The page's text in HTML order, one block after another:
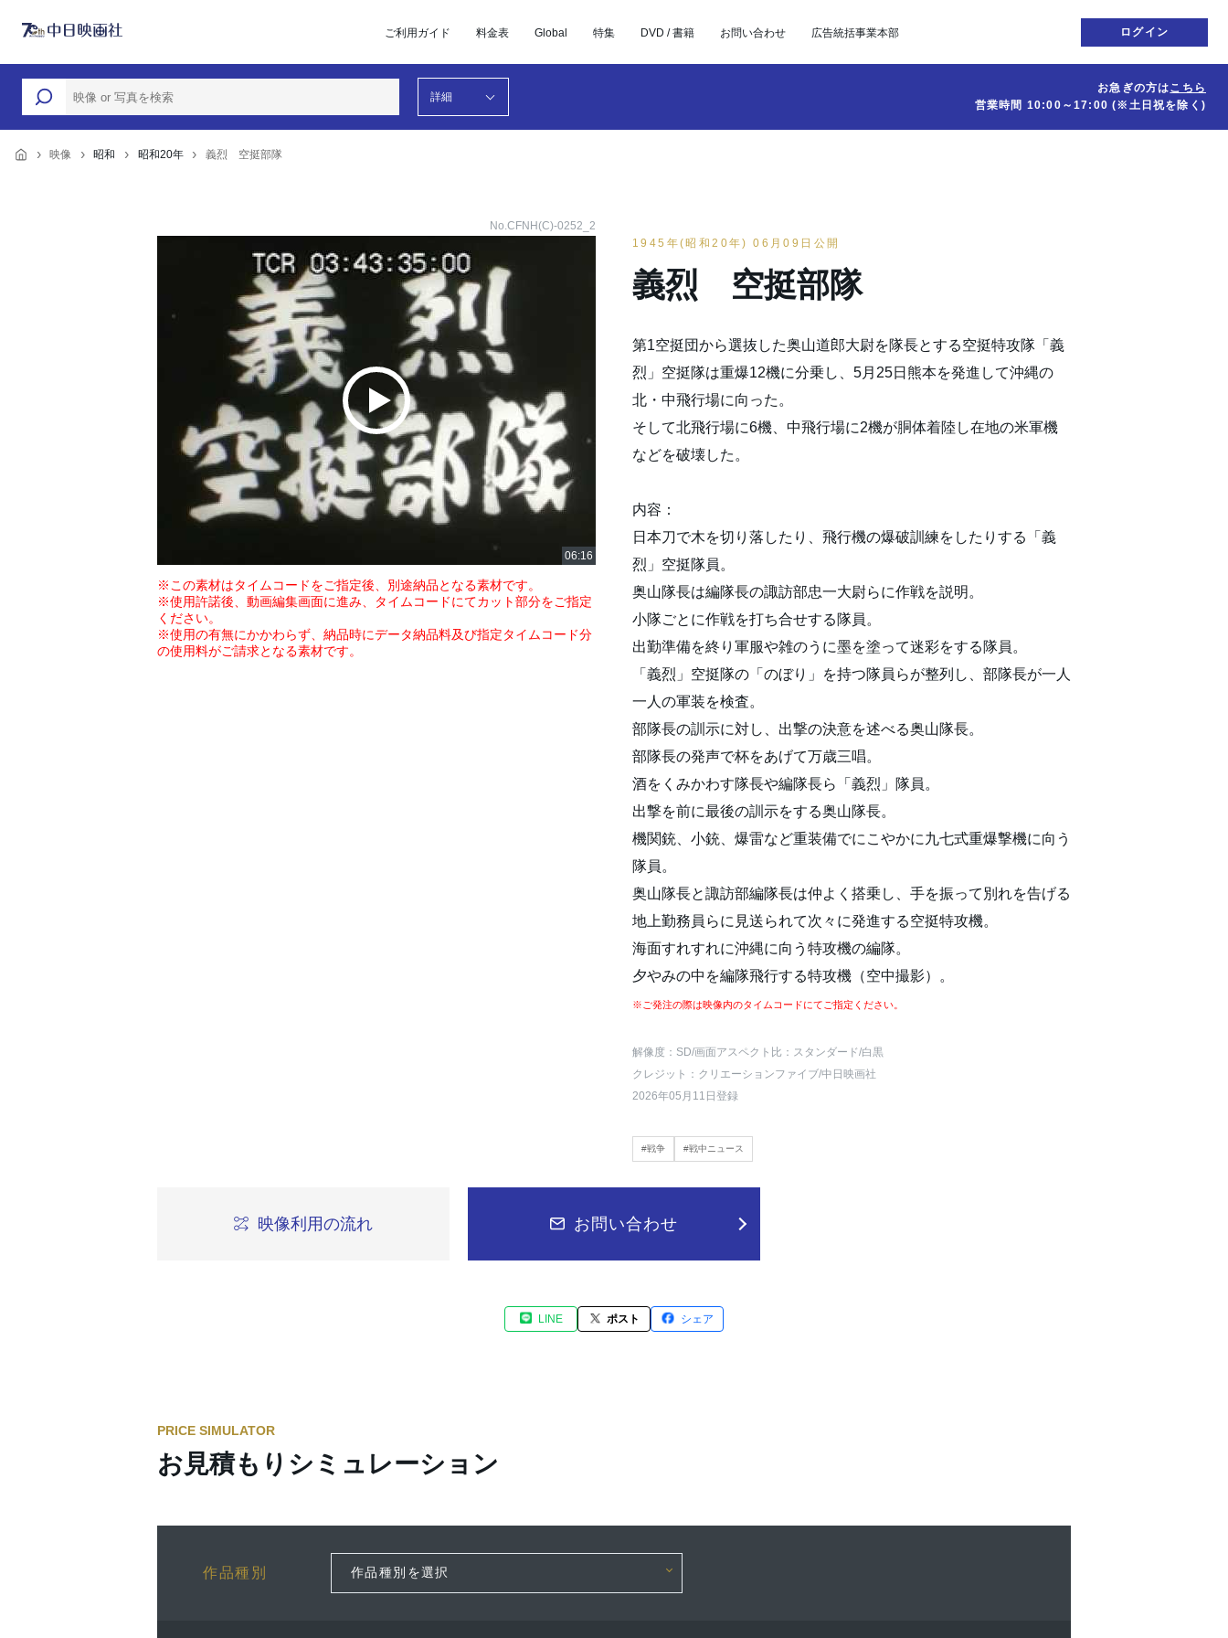
ご利用ガイド 料金表 Global 特集 DVD / 書籍 お問い合わせ 広告統括事業本部 ログイン
詳細
お急ぎの方はこちら
営業時間 10:00～17:00(※土日祝を除く)
映像 昭和 昭和20年 義烈 空挺部隊
No.CFNH(C)-0252_2
※この素材はタイムコードをご指定後、別途納品となる素材です。
※使用許諾後、動画編集画面に進み、タイムコードにてカット部分をご指定
ください。
※使用の有無にかかわらず、納品時にデータ納品料及び指定タイムコード分
の使用料がご請求となる素材です。
1945年(昭和20年) 06月09日公開
義烈 空挺部隊
第1空挺団から選抜した奥山道郎大尉を隊長とする空挺特攻隊「義
烈」空挺隊は重爆12機に分乗し、5月25日熊本を発進して沖縄の
北・中飛行場に向った。
そして北飛行場に6機、中飛行場に2機が胴体着陸し在地の米軍機
などを破壊した。
内容：
日本刀で木を切り落したり、飛行機の爆破訓練をしたりする「義
烈」空挺隊員。
奥山隊長は編隊長の諏訪部忠一大尉らに作戦を説明。
小隊ごとに作戦を打ち合せする隊員。
出勤準備を終り軍服や雑のうに墨を塗って迷彩をする隊員。
「義烈」空挺隊の「のぼり」を持つ隊員らが整列し、部隊長が一人
一人の軍装を検査。
部隊長の訓示に対し、出撃の決意を述べる奥山隊長。
部隊長の発声で杯をあげて万歳三唱。
酒をくみかわす隊長や編隊長ら「義烈」隊員。
出撃を前に最後の訓示をする奥山隊長。
機関銃、小銃、爆雷など重装備でにこやかに九七式重爆撃機に向う
隊員。
奥山隊長と諏訪部編隊長は仲よく搭乗し、手を振って別れを告げる
地上勤務員らに見送られて次々に発進する空挺特攻機。
海面すれすれに沖縄に向う特攻機の編隊。
夕やみの中を編隊飛行する特攻機（空中撮影）。
※ご発注の際は映像内のタイムコードにてご指定ください。
解像度：SD/画面アスペクト比：スタンダード/白黒
クレジット：クリエーションファイブ/中日映画社
2026年05月11日登録
#戦争 #戦中ニュース
映像利用の流れ お問い合わせ
LINE ポスト シェア
PRICE SIMULATOR
お見積もりシミュレーション
作品種別